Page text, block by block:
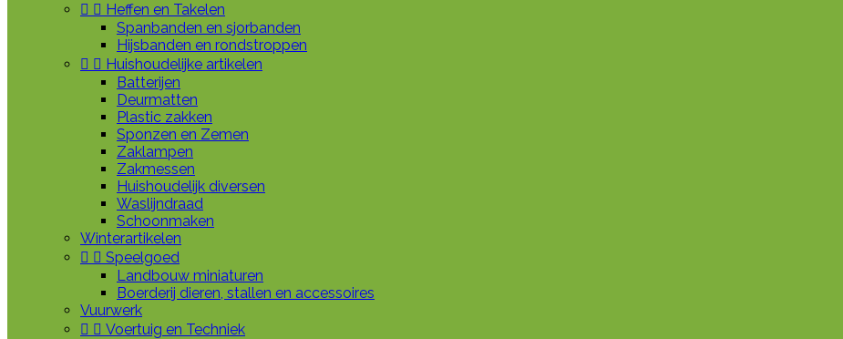
  Heffen en Takelen
Spanbanden en sjorbanden
Hijsbanden en rondstroppen
  Huishoudelijke artikelen
Batterijen
Deurmatten
Plastic zakken
Sponzen en Zemen
Zaklampen
Zakmessen
Huishoudelijk diversen
Waslijndraad
Schoonmaken
Winterartikelen
  Speelgoed
Landbouw miniaturen
Boerderij dieren, stallen en accessoires
Vuurwerk
  Voertuig en Techniek